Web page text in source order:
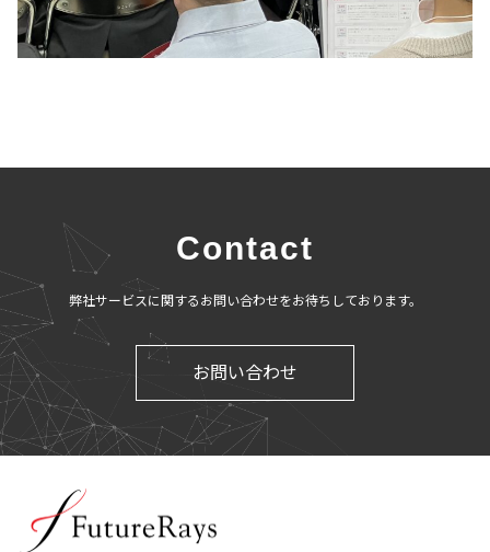
Contact
弊社サービスに関するお問い合わせをお待ちしております。
お問い合わせ